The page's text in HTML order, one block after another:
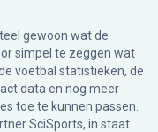
gewoon wat de
simpel te zeggen wat
voetbal statistieken, de
data en nog meer
toe te kunnen passen.
SciSports, in staat